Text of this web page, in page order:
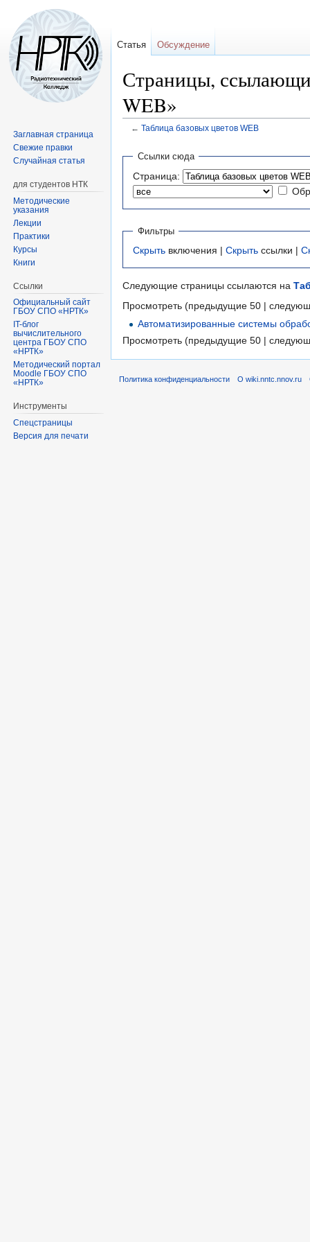
Страницы,
WEB»
← Таблица базовых цветов WEB
Перейти
навигации
Перейти
поиску
Ссылки сюда
Страница:
Фильтры
Скрыть включения | Скрыть ссылки |
Следующие страницы ссылаются на
Просмотреть (предыдущие 50 |
Автоматизированные системы
Просмотреть (предыдущие 50 |
Статья Обсуждение
Заглавная страница
Свежие правки
Случайная статья
для студентов НТК
Методические
указания
Лекции
Практики
Курсы
Книги
Ссылки
Официальный сайт
ГБОУ СПО «НРТК»
IT-блог
вычислительного
центра ГБОУ СПО
«НРТК»
Методический портал
Moodle ГБОУ СПО
«НРТК»
Инструменты
Спецстраницы
Версия для печати
Политика конфиденциальности О wiki.nntc.nnov.ru